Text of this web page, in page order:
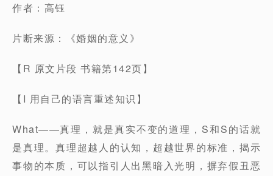
作者：高钰
片断来源：《婚姻的意义》
【R 原文片段 书籍第142页】
【I 用自己的语言重述知识】
What——真理，就是真实不变的道理，S和S的话就
是真理。真理超越人的认知，超越世界的标准，揭示
事物的本质，可以指引人出黑暗入光明，摒弃假丑恶